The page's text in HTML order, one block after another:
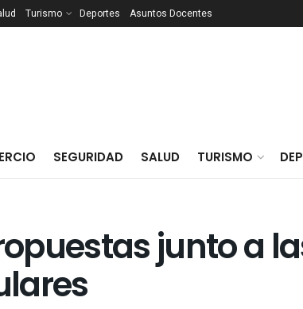
Turismo Deportes Asuntos Docentes
SEGURIDAD SALUD TURISMO
junto a